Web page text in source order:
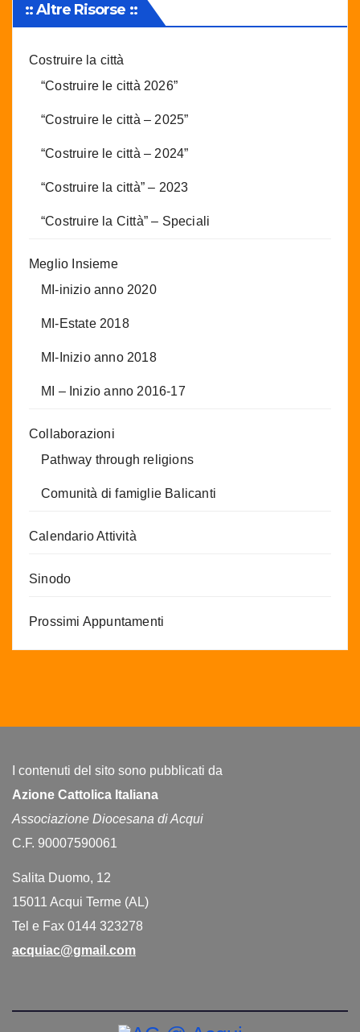
:: Altre Risorse ::
Costruire la città
“Costruire le città 2026”
“Costruire le città – 2025”
“Costruire le città – 2024”
“Costruire la città” – 2023
“Costruire la Città” – Speciali
Meglio Insieme
MI-inizio anno 2020
MI-Estate 2018
MI-Inizio anno 2018
MI – Inizio anno 2016-17
Collaborazioni
Pathway through religions
Comunità di famiglie Balicanti
Calendario Attività
Sinodo
Prossimi Appuntamenti
I contenuti del sito sono pubblicati da
Azione Cattolica Italiana
Associazione Diocesana di Acqui
C.F. 90007590061
Salita Duomo, 12
15011 Acqui Terme (AL)
Tel e Fax 0144 323278
acquiac@gmail.com